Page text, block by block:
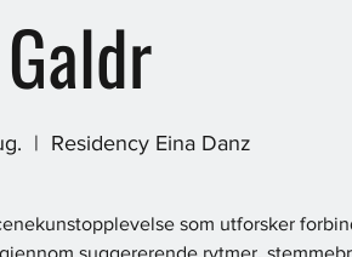
Galdr
  |
Residency Eina Danz
som utforsker
suggererende rytmer,